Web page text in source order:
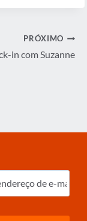
PRÓXIMO
in com Suzanne